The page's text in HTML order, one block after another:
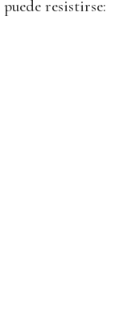
resistirse: